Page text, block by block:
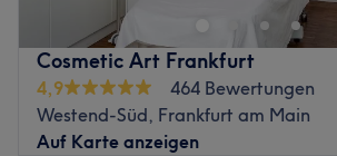
Cosmetic Art Frankfurt
4,9
464 Bewertungen
Westend-Süd, Frankfurt am Main
Auf Karte anzeigen